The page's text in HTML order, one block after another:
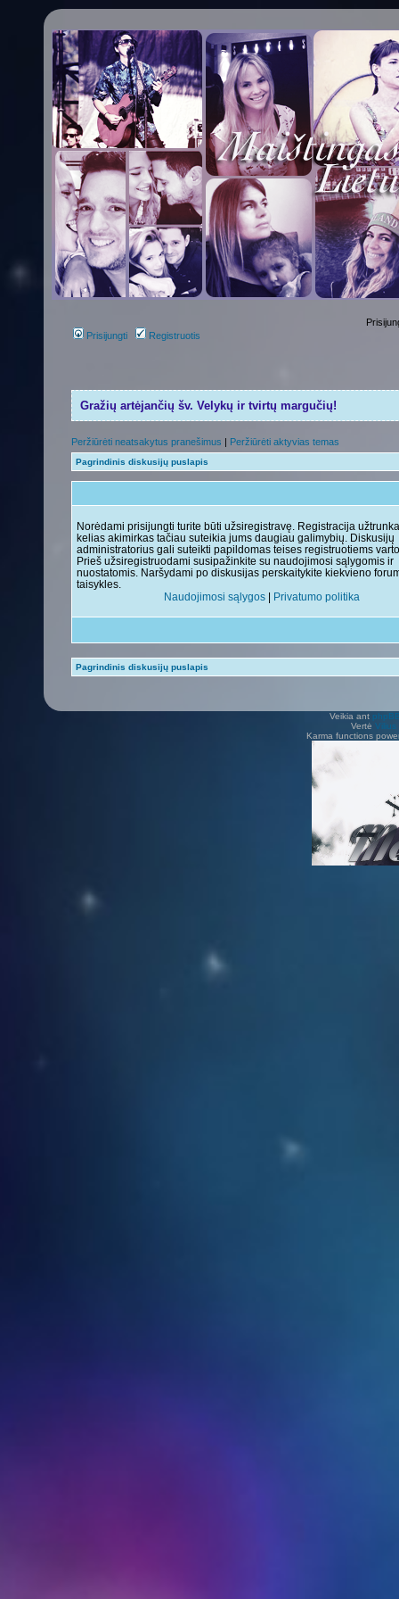
Prisijungti Registruotis
Gražių artėjančių šv. Velykų ir tvirtų margučių!
Peržiūrėti neatsakytus pranešimus | Peržiūrėti aktyvias temas
Pagrindinis diskusijų puslapis
Norėdami prisijungti turite būti užsiregistravę. Registracija
kelias akimirkas tačiau suteikia jums daugiau galimybių. Diskusijų
administratorius gali suteikti papildomas teises registruotiems
Prieš užsiregistruodami susipažinkite su naudojimosi sąlygomis ir
nuostatomis. Naršydami po diskusijas perskaitykite kiekvieno
taisykles.
Naudojimosi sąlygos | Privatumo politika
Pagrindinis diskusijų puslapis
Veikia ant
Vertė Vilius
Karma functions